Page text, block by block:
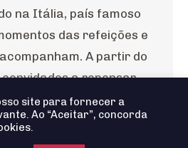
na Itália, país famoso
das refeições e
A partir do
convidados a repensar…
site para fornecer a
Ao “Aceitar”, concorda